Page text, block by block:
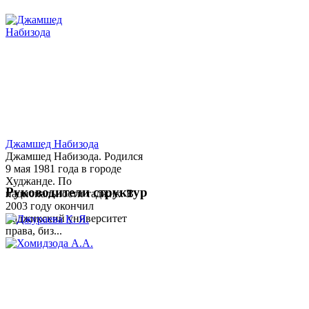
Джамшед Набизода
Джамшед Набизода. Родился
9 мая 1981 года в городе
Худжанде. По
национальности таджик. В
2003 году окончил
Таджикский университет
права, биз...
Руководители структур